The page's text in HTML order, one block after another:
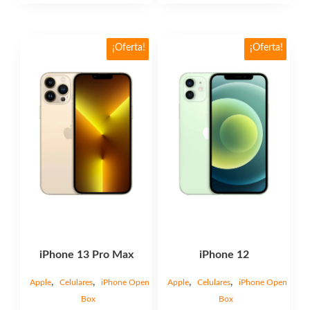
¡Oferta!
iPhone 13 Pro Max
Apple, Celulares,
iPhone Open
Box
tiene
múltiples
variantes.
elegir
¡Oferta!
iPhone 12
Apple, Celulares,
iPhone Open
Box
múltiples
elegir